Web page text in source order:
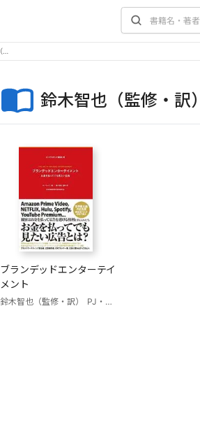
鈴木智也（監修・訳）
ブランデッドエンターテイ
メント
鈴木智也（監修・訳） PJ・ペレイラ（編）